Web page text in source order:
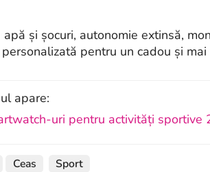
și șocuri, autonomie extinsă,
pentru un cadou și mai
apare:
uri pentru activități sportive
Ceas Sport